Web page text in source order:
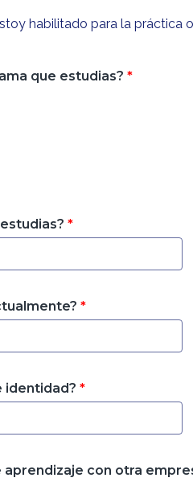
habilitado para la práctica
que estudias? *
*
*
identidad? *
con otra